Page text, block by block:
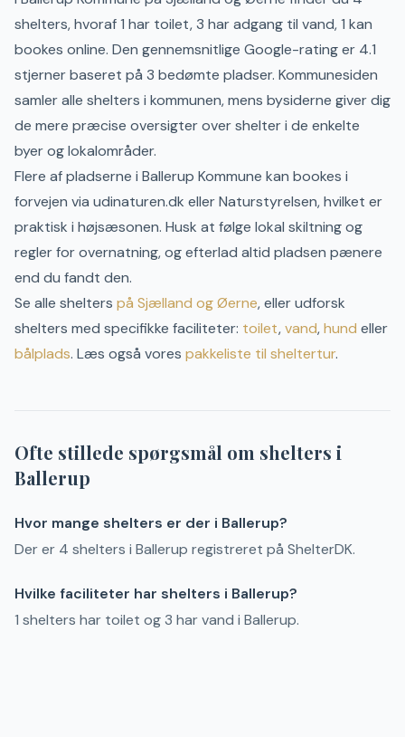
shelters, hvoraf 1 har toilet, 3 har adgang til vand, 1 kan
bookes online. Den gennemsnitlige Google-rating er 4.1
stjerner baseret på 3 bedømte pladser. Kommunesiden
samler alle shelters i kommunen, mens bysiderne giver dig
de mere præcise oversigter over shelter i de enkelte
byer og lokalområder.
Flere af pladserne i Ballerup Kommune kan bookes i
forvejen via udinaturen.dk eller Naturstyrelsen, hvilket er
praktisk i højsæsonen. Husk at følge lokal skiltning og
regler for overnatning, og efterlad altid pladsen pænere
end du fandt den.
Se alle shelters på Sjælland og Øerne, eller udforsk
shelters med specifikke faciliteter: toilet,vand,hund eller
bålplads. Læs også vores pakkeliste til sheltertur.
Ofte stillede spørgsmål om shelters i
Ballerup
Hvor mange shelters er der i Ballerup?
Der er 4 shelters i Ballerup registreret på ShelterDK.
Hvilke faciliteter har shelters i Ballerup?
1 shelters har toilet og 3 har vand i Ballerup.